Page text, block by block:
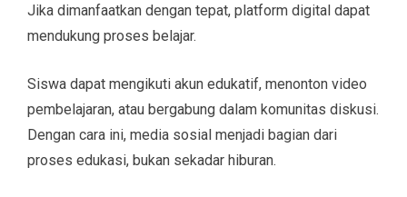
Jika dimanfaatkan dengan tepat, platform digital dapat
mendukung proses belajar.
Siswa dapat mengikuti akun edukatif, menonton video
pembelajaran, atau bergabung dalam komunitas diskusi.
Dengan cara ini, media sosial menjadi bagian dari
proses edukasi, bukan sekadar hiburan.